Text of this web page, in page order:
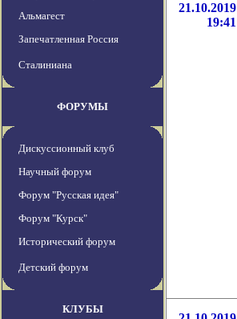
Альмагест
Запечатленная Россия
Сталиниана
ФОРУМЫ
Дискуссионный клуб
Научный форум
Форум "Русская идея"
Форум "Курск"
Исторический форум
Детский форум
КЛУБЫ
21.10.2019
19:41